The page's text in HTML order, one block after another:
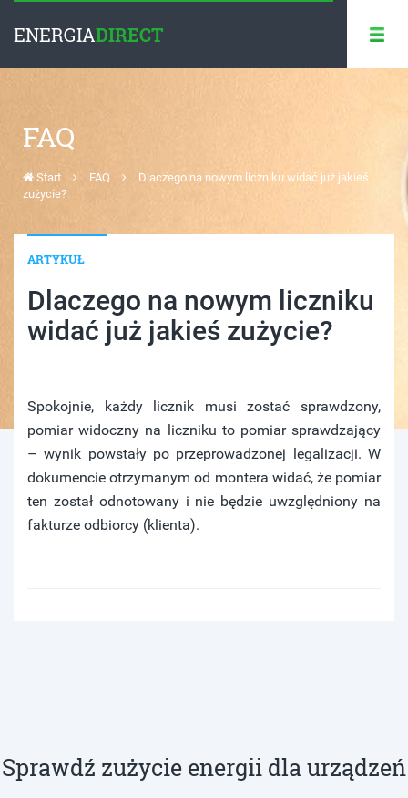
ENERGIADIRECT
FAQ
Start FAQ
Dlaczego na nowym liczniku widać już jakieś
zużycie?
ARTYKUŁ
Dlaczego na nowym liczniku
widać już jakieś zużycie?
Spokojnie, każdy licznik musi zostać sprawdzony,
pomiar widoczny na liczniku to pomiar sprawdzający
– wynik powstały po przeprowadzonej legalizacji. W
dokumencie otrzymanym od montera widać, że pomiar
ten został odnotowany i nie będzie uwzględniony na
fakturze odbiorcy (klienta).
Sprawdź zużycie energii dla urządzeń